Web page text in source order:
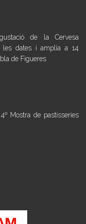
de la Cervesa
les dates i amplia a 14
de Figueres
Mostra de pastisseries